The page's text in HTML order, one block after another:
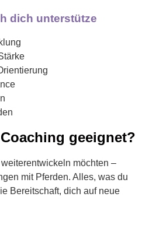
dich unterstütze
geeignet?
möchten –
mit Pferden. Alles, was du
Bereitschaft, dich auf neue